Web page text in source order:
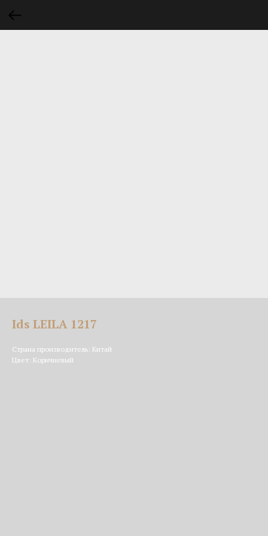
Ids LEILA 1217
Страна производитель: Китай
Цвет: Коричневый